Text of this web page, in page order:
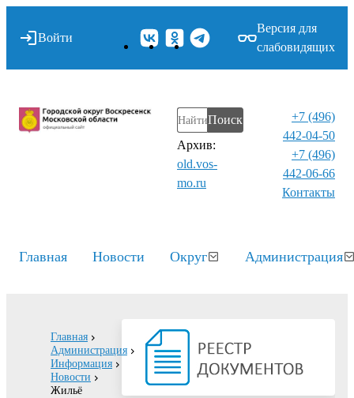
Войти
Версия для
слабовидящих
Поиск
Архив:
old.vos-
mo.ru
+7 (496)
442-04-50
+7 (496)
442-06-66
Контакты⁠
Главная Новости Округ Администрация
Главная
Администрация
Информация
Новости
Жильё